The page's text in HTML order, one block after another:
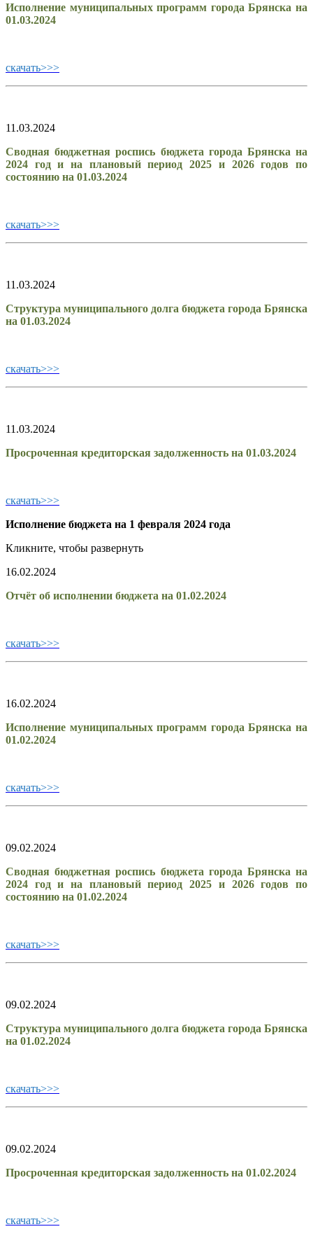
Исполнение муниципальных программ города Брянска на
01.03.2024
скачать>>>
11.03.2024
Сводная бюджетная роспись бюджета города Брянска на
2024 год и на плановый период 2025 и 2026 годов по
состоянию на 01.03.2024
скачать>>>
11.03.2024
Структура муниципального долга бюджета города Брянска
на 01.03.2024
скачать>>>
11.03.2024
Просроченная кредиторская задолженность на 01.03.2024
скачать>>>
Исполнение бюджета на 1 февраля 2024 года
Кликните, чтобы развернуть
16.02.2024
Отчёт об исполнении бюджета на 01.02.2024
скачать>>>
16.02.2024
Исполнение муниципальных программ города Брянска на
01.02.2024
скачать>>>
09.02.2024
Сводная бюджетная роспись бюджета города Брянска на
2024 год и на плановый период 2025 и 2026 годов по
состоянию на 01.02.2024
скачать>>>
09.02.2024
Структура муниципального долга бюджета города Брянска
на 01.02.2024
скачать>>>
09.02.2024
Просроченная кредиторская задолженность на 01.02.2024
скачать>>>